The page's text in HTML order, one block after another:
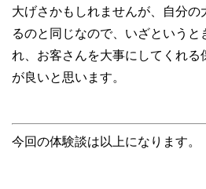
大げさかもしれませんが、自分の
るのと同じなので、いざというと
れ、お客さんを大事にしてくれる
が良いと思います。
今回の体験談は以上になります。